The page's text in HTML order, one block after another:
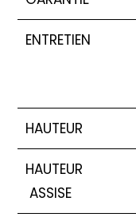
ENTRETIEN
HAUTEUR
HAUTEUR
ASSISE